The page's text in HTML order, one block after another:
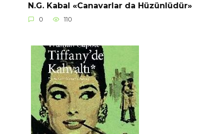
N.G. Kabal «Canavarlar da Hüzünlüdür»
0 110